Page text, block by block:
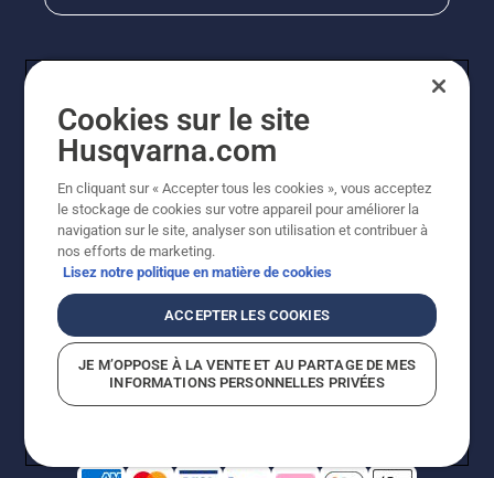
© Husqvarna AB (publ). Tous droits réservés. Les prix
indiqués sont des prix de vente conseillés. Photos non
contractuelles. Tous les prix indiqués sont des prix de
vente recommandés (TVA incluse), sauf si le produit est
disponible pour un achat direct.
Conditions d'utilisation Avis de confidentialité
Égalité hommes femmesSignalement de violations présumées
Cookies sur le site
Husqvarna.com
En cliquant sur « Accepter tous les cookies », vous acceptez
le stockage de cookies sur votre appareil pour améliorer la
navigation sur le site, analyser son utilisation et contribuer à
nos efforts de marketing.
Lisez notre politique en matière de cookies
ACCEPTER LES COOKIES
JE M’OPPOSE À LA VENTE ET AU PARTAGE DE MES
INFORMATIONS PERSONNELLES PRIVÉES